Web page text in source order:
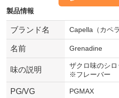
製品情報
ブランド名 Capella（カペラ
名前 Grenadine
味の説明
ザクロ味のシ
※フレーバー
PG/VG PGMAX